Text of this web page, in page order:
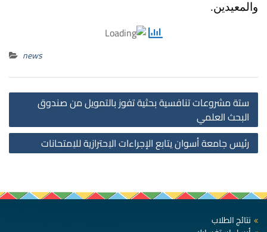
والمعيدين.
news
ستة مشروعات تنافسية بحثية تفوز بالتمويل من صندوق
البحث العلمي
رئيس جامعة أسوان يتابع الإجراءات الاِحترازية للاِمتحانات
نتائج الطلاب